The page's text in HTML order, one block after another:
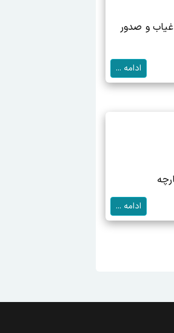
و صدور
ادامه ...
ادامه ...